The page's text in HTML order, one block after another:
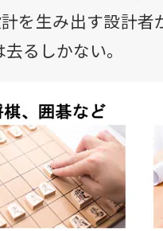
計を生み出す設計
るしかない。